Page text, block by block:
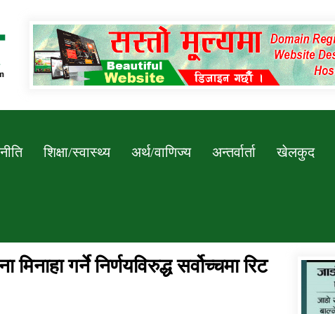
Newssarokar
शिक्षा/स्वास्थ्य अर्थ/वाणिज्य अन्तर्वार्ता खेलकुद
गर्ने निर्णयविरुद्ध सर्वोच्चमा रिट